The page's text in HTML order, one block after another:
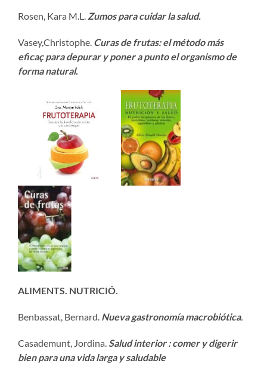
Rosen, Kara M.L. Zumos para cuidar la salud.
Vasey,Christophe. Curas de frutas: el método más
eficaç para depurar y poner a punto el organismo de
forma natural.
ALIMENTS. NUTRICIÓ.
Benbassat, Bernard. Nueva gastronomía macrobiótica.
Casademunt, Jordina.Salud interior : comer y digerir
bien para una vida larga y saludable